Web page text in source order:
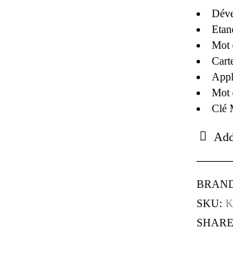
Mot
Mot
Clé
SKU: